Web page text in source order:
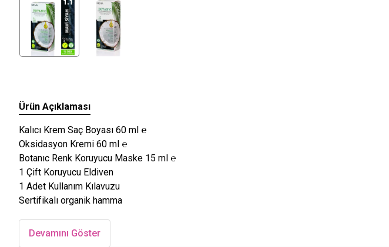
Ürün Açıklaması
Kalıcı Krem Saç Boyası 60 ml ℮
Oksidasyon Kremi 60 ml ℮
Botanıc Renk Koruyucu Maske 15 ml ℮
1 Çift Koruyucu Eldiven
1 Adet Kullanım Kılavuzu
Sertifikalı organik hamma
Devamını Göster